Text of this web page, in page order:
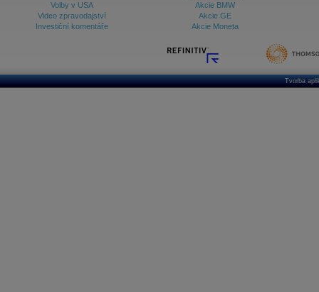
Volby v USA
Video zpravodajství
Investiční komentáře
Akcie BMW
Akcie GE
Akcie Moneta
Tvorba